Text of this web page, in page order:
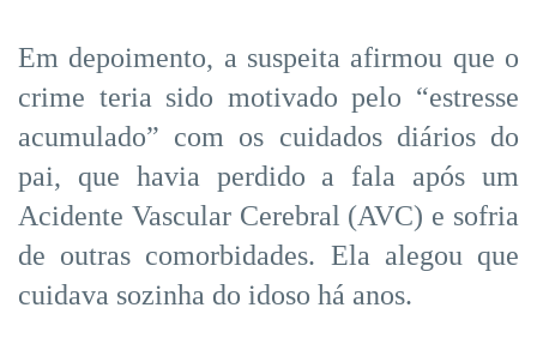
Em depoimento, a suspeita afirmou que o
crime teria sido motivado pelo “estresse
acumulado” com os cuidados diários do
pai, que havia perdido a fala após um
Acidente Vascular Cerebral (AVC) e sofria
de outras comorbidades. Ela alegou que
cuidava sozinha do idoso há anos.